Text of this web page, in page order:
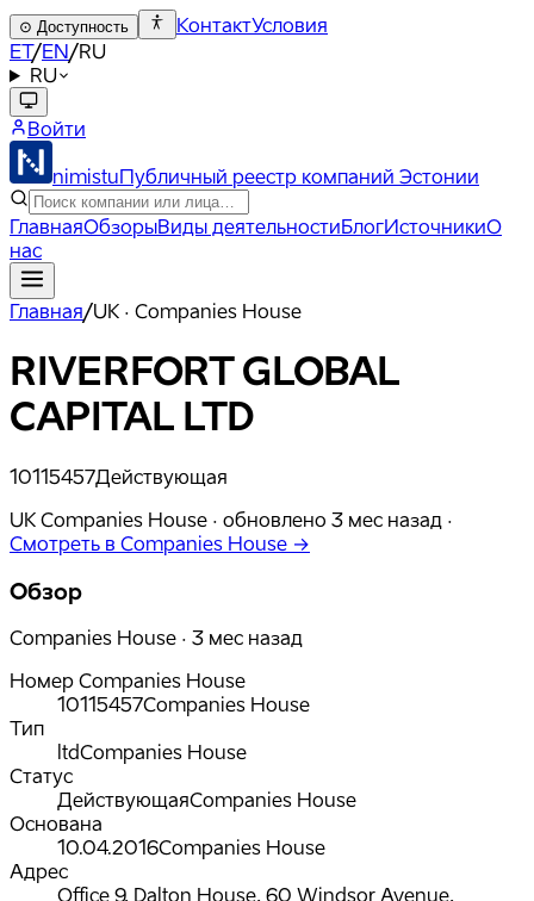
⊙ Доступность КонтактУсловия
ET/EN/RU
RU
Войти
nimistuПубличный реестр компаний Эстонии
ГлавнаяОбзорыВиды деятельностиБлогИсточникиО
нас
Главная/UK · Companies House
RIVERFORT GLOBAL
CAPITAL LTD
10115457Действующая
UK Companies House · обновлено 3 мес назад ·
Смотреть в Companies House →
Обзор
Companies House · 3 мес назад
Номер Companies House
10115457Companies House
Тип
ltdCompanies House
Статус
ДействующаяCompanies House
Основана
10.04.2016Companies House
Адрес
Office 9, Dalton House, 60 Windsor Avenue,